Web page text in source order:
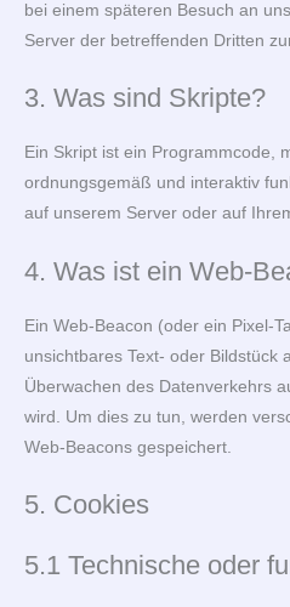
bei einem späteren Besuch an
Server der betreffenden Dritten
3. Was sind Skripte?
Ein Skript ist ein Programmcode,
ordnungsgemäß und interaktiv
auf unserem Server oder auf
4. Was ist ein Web-
Ein Web-Beacon (oder ein Pixel-
unsichtbares Text- oder Bildstück
Überwachen des Datenverkehrs
wird. Um dies zu tun, werden
Web-Beacons gespeichert.
5. Cookies
5.1 Technische oder